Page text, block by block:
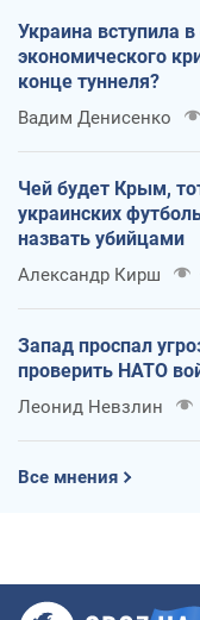
Украина вступила
экономического
конце туннеля?
Вадим Денисенко
Чей будет Крым,
украинских
назвать убийцами
Александр Кирш
Запад проспал
проверить НАТО
Леонид Невзлин
Все мнения